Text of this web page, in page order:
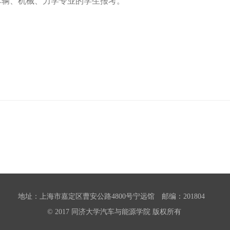
地址：上海市嘉定区曹安公路4800号宁远馆 邮编：201804
© 2017 同济大学汽车与能源学院 版权所有